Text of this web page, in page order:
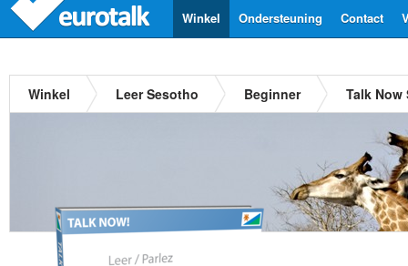
Contact
Ondersteuning
Winkel
Winkel Leer Sesotho Beginner Talk Now